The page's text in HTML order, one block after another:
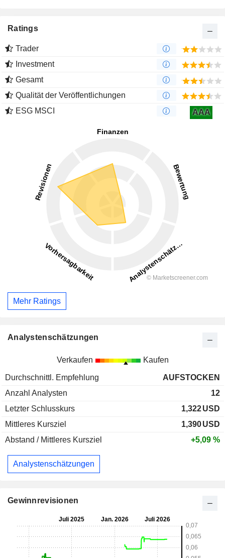
Ratings
Trader
Investment
Gesamt
Qualität der Veröffentlichungen
ESG MSCI
AAA
Mehr Ratings
Analystenschätzungen
Verkaufen Kaufen
Durchschnittl. Empfehlung
AUFSTOCKEN
Anzahl Analysten
12
Letzter Schlusskurs
1,322USD
Mittleres Kursziel
1,390USD
Abstand / Mittleres Kursziel
+5,09 %
Analystenschätzungen
Gewinnrevisionen